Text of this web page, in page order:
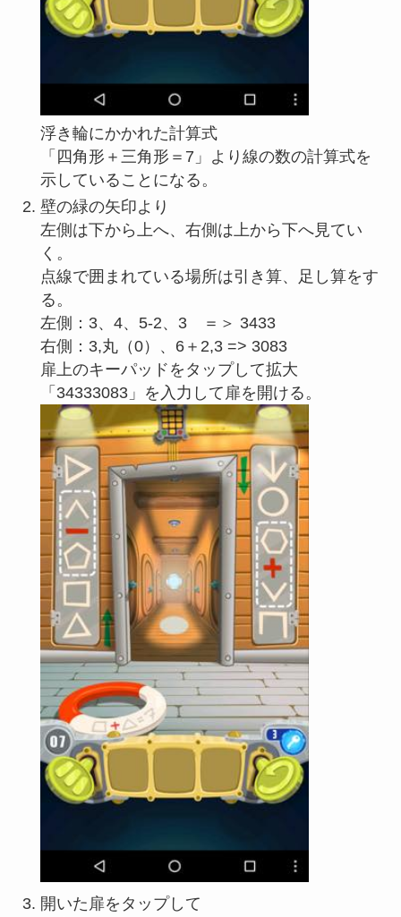
浮き輪にかかれた計算式
「四角形＋三角形＝7」より線の数の計算式を
示していることになる。
壁の緑の矢印より
左側は下から上へ、右側は上から下へ見てい
く。
点線で囲まれている場所は引き算、足し算をす
る。
左側：3、4、5-2、3 ＝＞ 3433
右側：3,丸（0）、6＋2,3 => 3083
扉上のキーパッドをタップして拡大
「34333083」を入力して扉を開ける。
開いた扉をタップして